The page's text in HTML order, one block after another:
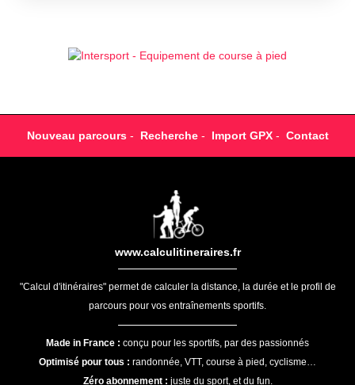
Nouveau parcours- Recherche- Import GPX- Contact
www.calculitineraires.fr
"Calcul d'itinéraires" permet de calculer la distance, la durée et le profil de
parcours pour vos entraînements sportifs.
Made in France : conçu pour les sportifs, par des passionnés
Optimisé pour tous : randonnée, VTT, course à pied, cyclisme…
Zéro abonnement : juste du sport, et du fun.